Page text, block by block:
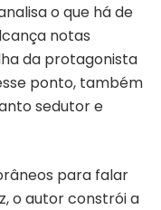
o que há de
notas
da protagonista
ponto, também
sedutor e
para falar
o autor constrói a